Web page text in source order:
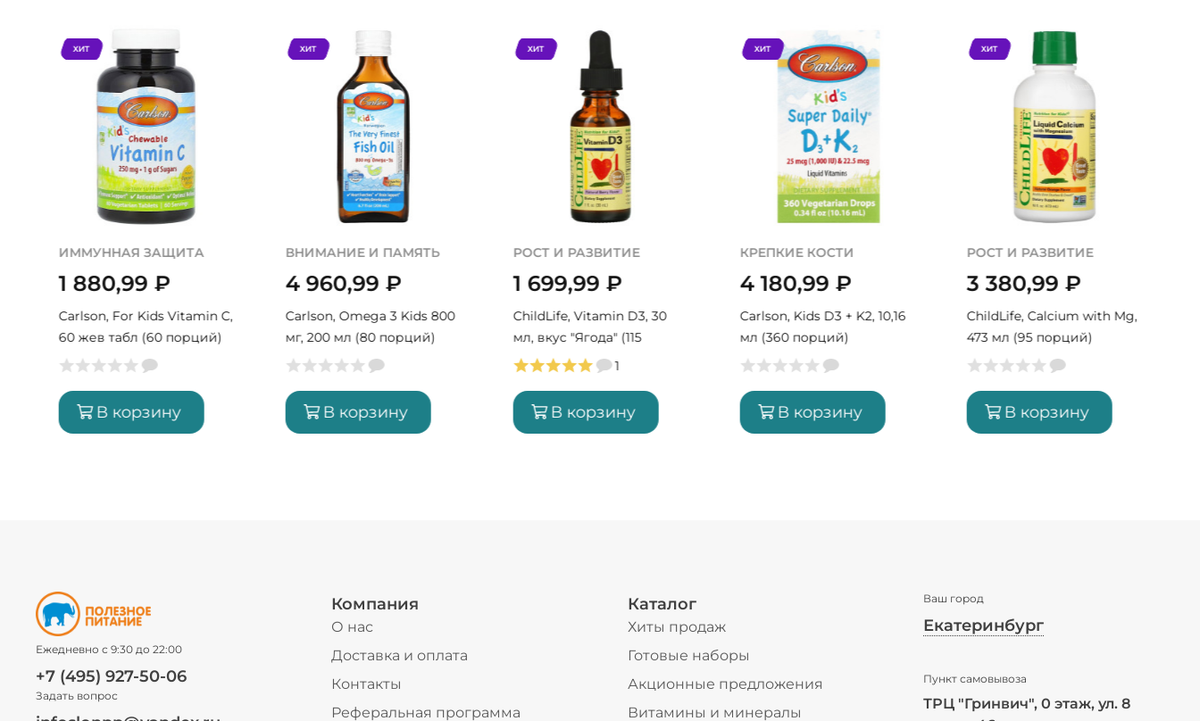
ХИТ
ИММУННАЯ ЗАЩИТА
1 880,99 ₽
Carlson, For Kids Vitamin C,
60 жев табл (60 порций)
В корзину
ХИТ
ВНИМАНИЕ И ПАМЯТЬ
4 960,99 ₽
Carlson, Omega 3 Kids 800
мг, 200 мл (80 порций)
В корзину
ХИТ
РОСТ И РАЗВИТИЕ
1 699,99 ₽
ChildLife, Vitamin D3, 30
мл, вкус "Ягода" (115
порций)
1
В корзину
ХИТ
КРЕПКИЕ КОСТИ
4 180,99 ₽
Carlson, Kids D3 + K2, 10,16
мл (360 порций)
В корзину
ХИТ
РОСТ И РАЗВИТИЕ
3 380,99 ₽
ChildLife, Calcium with Mg,
473 мл (95 порций)
В корзину
Ежедневно с 9:30 до 22:00
+7 (495) 927-50-06
Задать вопрос
Компания
О нас
Доставка и оплата
Контакты
Реферальная программа
Каталог
Хиты продаж
Готовые наборы
Акционные предложения
Витамины и минералы
Ваш город
Екатеринбург
Екатеринбург ваш город?
Пункт самовывоза
ТРЦ "Гринвич", 0 этаж, ул. 8